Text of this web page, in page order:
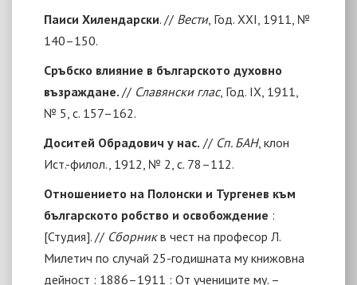
Паиси Хилендарски. // Вести, Год. ХХI, 1911, №
140–150.
Сръбско влияние в българското духовно
възраждане. // Славянски глас, Год. IХ, 1911,
№ 5, с. 157–162.
Доситей Обрадович у нас. // Сп. БАН, клон
Ист.-филол., 1912, № 2, с. 78–112.
Отношението на Полонски и Тургенев към
българското робство и освобождение :
[Студия]. // Сборникв чест на професор Л.
Милетич по случай 25-годишната му книжовна
дейност : 1886–1911 : От учениците му. –